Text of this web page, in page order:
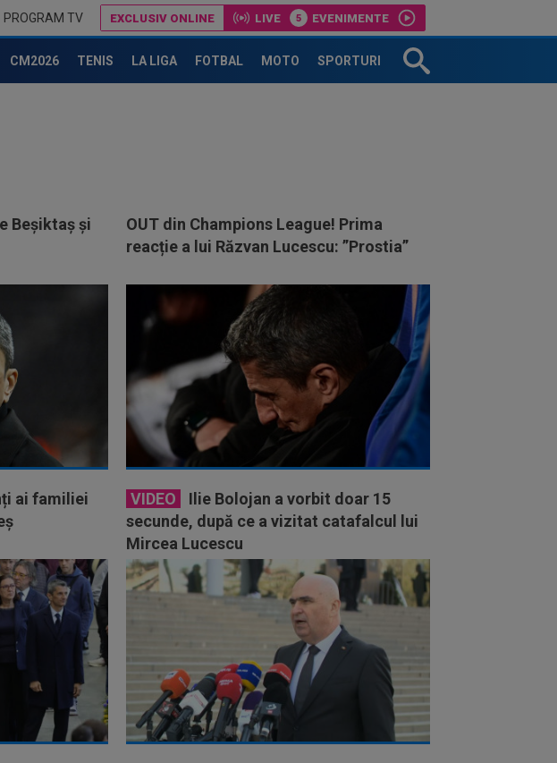
PROGRAM TV EXCLUSIV ONLINE LIVE EVENIMENTE
CM2026 TENIS LA LIGA FOTBAL MOTO SPORTURI
Beșiktaș și
OUT din Champions League! Prima
reacție a lui Răzvan Lucescu: ”Prostia”
ai familiei
VIDEO
Ilie Bolojan a vorbit doar 15
secunde, după ce a vizitat catafalcul lui
Mircea Lucescu